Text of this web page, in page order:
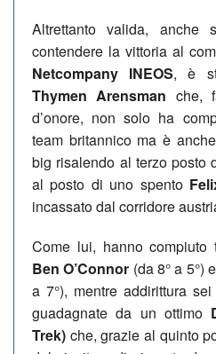
Altrettanto valida, anche
contendere la vittoria al
Netcompany INEOS, è
Thymen Arensman che,
d’onore, non solo ha
team britannico ma è
big risalendo al terzo posto
al posto di uno spento
incassato dal corridore
Come lui, hanno
Ben O’Connor (da 8° a 5°) e
a 7°), mentre addirittura
guadagnate da un ottimo
Trek) che, grazie al quinto